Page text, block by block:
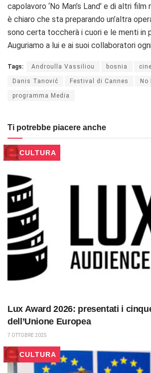
capolavoro ‘No Man’s Land’ e di altri
è chiaro che sta preparando un’altra
sono certa toccherà i cuori e le menti in
Auguriamo a lui e ai suoi collaboratori
Tags: Androulla Vassiliou bosnia
Danis Tanović Festival di Cannes No
programma Media
Ti potrebbe piacere anche
CULTURA
Lux Award 2026: presentati i
dell’Unione Europea
7 OTTOBRE 2025
CULTURA